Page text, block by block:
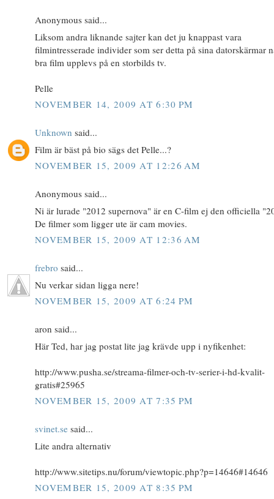
Anonymous said...
Liksom andra liknande sajter kan det ju knappast vara
filmintresserade individer som ser detta på sina datorskärmar
bra film upplevs på en storbilds tv.
Pelle
NOVEMBER 14, 2009 AT 6:30 PM
Unknown said...
Film är bäst på bio sägs det Pelle...?
NOVEMBER 15, 2009 AT 12:26 AM
Anonymous said...
Ni är lurade "2012 supernova" är en C-film ej den officiella
De filmer som ligger ute är cam movies.
NOVEMBER 15, 2009 AT 12:36 AM
frebro said...
Nu verkar sidan ligga nere!
NOVEMBER 15, 2009 AT 6:24 PM
aron said...
Här Ted, har jag postat lite jag krävde upp i nyfikenhet:
http://www.pusha.se/streama-filmer-och-tv-serier-i-hd-kvalit-
gratis#25965
NOVEMBER 15, 2009 AT 7:35 PM
svinet.se said...
Lite andra alternativ
http://www.sitetips.nu/forum/viewtopic.php?p=14646#14646
NOVEMBER 15, 2009 AT 8:35 PM